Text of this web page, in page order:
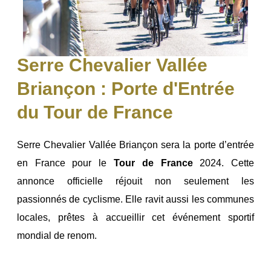
Serre Chevalier Vallée
Briançon : Porte d'Entrée
du Tour de France
Serre Chevalier Vallée Briançon sera la porte d’entrée
en France pour le Tour de France2024. Cette
annonce officielle réjouit non seulement les
passionnés de cyclisme. Elle ravit aussi les communes
locales, prêtes à accueillir cet événement sportif
mondial de renom.